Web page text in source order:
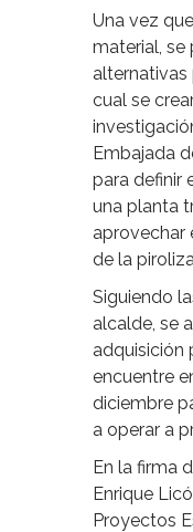
Una vez
material, se
alternativas
cual se
Embajada
para definir
una planta
aprovechar
de la
Siguiendo
alcalde, se
adquisición
encuentre
diciembre
a operar a
En la firma
Enrique
Proyectos